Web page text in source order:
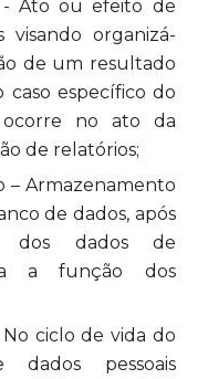
- Ato ou efeito de
visando organizá-
de um resultado
caso específico do
ocorre no ato da
de relatórios;
– Armazenamento
de dados, após
dos dados de
a função dos
ciclo de vida do
dados pessoais